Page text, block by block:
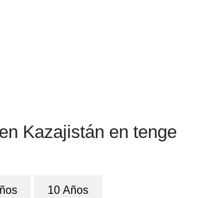
Kazajistán en tenge
10 Años